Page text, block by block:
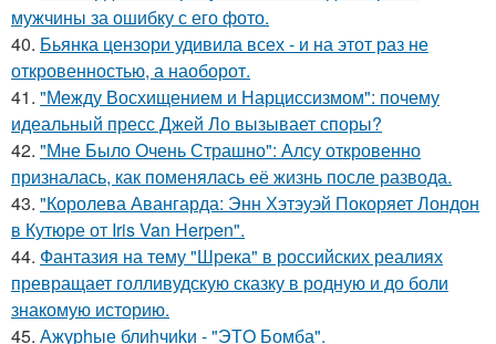
мужчины за ошибку с его фото.
40. Бьянка цензори удивила всех - и на этот раз не
откровенностью, а наоборот.
41. "Между Восхищением и Нарциссизмом": почему
идеальный пресс Джей Ло вызывает споры?
42. "Мне Было Очень Страшно": Алсу откровенно
призналась, как поменялась её жизнь после развода.
43. "Королева Авангарда: Энн Хэтэуэй Покоряет Лондон
в Кутюре от Iris Van Herpen".
44. Фантазия на тему "Шрека" в российских реалиях
превращает голливудскую сказку в родную и до боли
знакомую историю.
45. Ажурhые блиhчиkи - "ЭТO Бомба".